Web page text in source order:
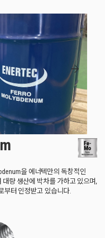
arrow_forward
을 에너텍만의 독창적인
량 생산에 박차를 가하고 있으며,
부터 인정받고 있습니다.